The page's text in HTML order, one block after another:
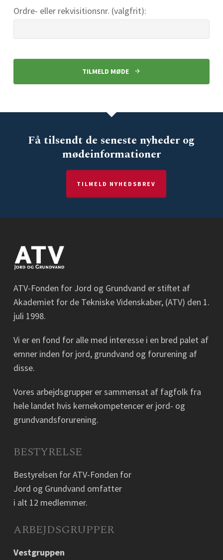
Ordre- eller rekvisitionsnr. (valgfrit):
TILMELD MØDE
Få tilsendt de seneste nyheder og
mødeinformationer
TILMELD NYHEDSBREV
ATV-Fonden for Jord og Grundvand er stiftet af
Akademiet for de Tekniske Videnskaber, (ATV) den 1.
juli 1998.
Vi er en fond for alle med interesse i en bred palet af
emner inden for jord, grundvand og forurening af
disse.
Vores arbejdsgrupper er sammensat af fagfolk fra
hele landet hvis kernekompetencer er jord- og
grundvandsforurening.
BESTYRELSE
Bestyrelsen for ATV-Fonden for
Jord og Grundvand omfatter
i alt 12 medlemmer.
ARBEJDSGRUPPER
Vestgruppen